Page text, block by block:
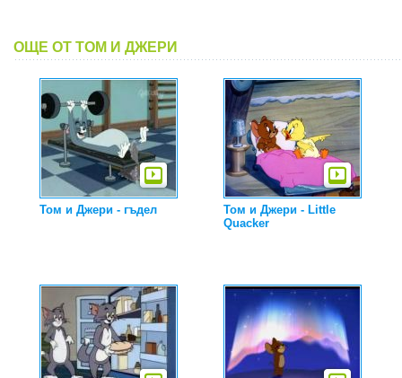
ОЩЕ ОТ ТОМ И ДЖЕРИ
Том и Джери - гъдел
Том и Джери - Little
Quacker